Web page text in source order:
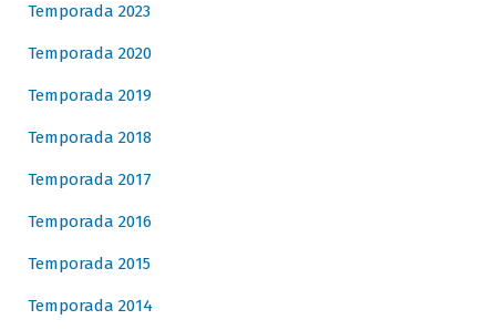
Temporada 2023
Temporada 2020
Temporada 2019
Temporada 2018
Temporada 2017
Temporada 2016
Temporada 2015
Temporada 2014